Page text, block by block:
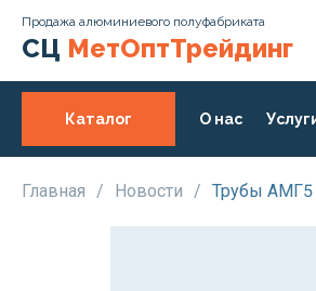
Продажа алюминиевого полуфабриката
СЦ МетОптТрейдинг
Каталог О нас
Главная / Новости / Трубы АМГ5